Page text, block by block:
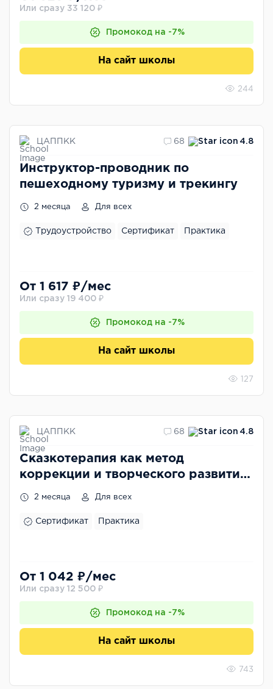
Или сразу 33 120 ₽
Промокод на -7%
На сайт школы
244
ЦАППКК 68 4.8
Инструктор-проводник по
пешеходному туризму и трекингу
2 месяца Для всех
Трудоустройство Сертификат Практика
От 1 617 ₽/мес
Или сразу 19 400 ₽
Промокод на -7%
На сайт школы
127
ЦАППКК 68 4.8
Сказкотерапия как метод
коррекции и творческого развития
2 месяца Для всех
Сертификат Практика
От 1 042 ₽/мес
Или сразу 12 500 ₽
Промокод на -7%
На сайт школы
743